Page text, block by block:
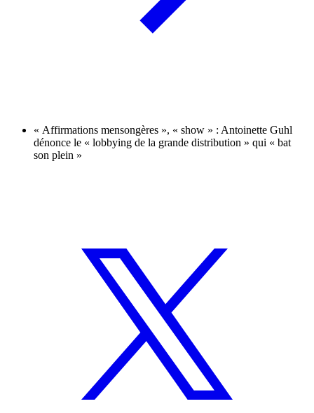
« Affirmations mensongères », « show » : Antoinette Guhl
dénonce le « lobbying de la grande distribution » qui « bat
son plein »